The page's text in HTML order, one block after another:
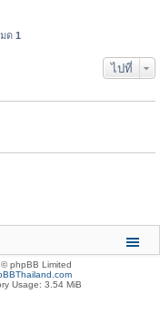
ด 1
ไปที่
phpBB Limited
Usage: 3.54 MiB